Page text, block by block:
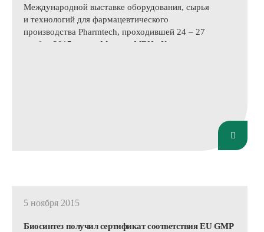
Международной выставке оборудования, сырья
и технологий для фармацевтического
производства Pharmtech, проходившей 24 – 27
ноября 2015 года в Москве, МВЦ «Крокус
5 ноября 2015
Биосинтез получил сертификат соответствия ЕU GMP